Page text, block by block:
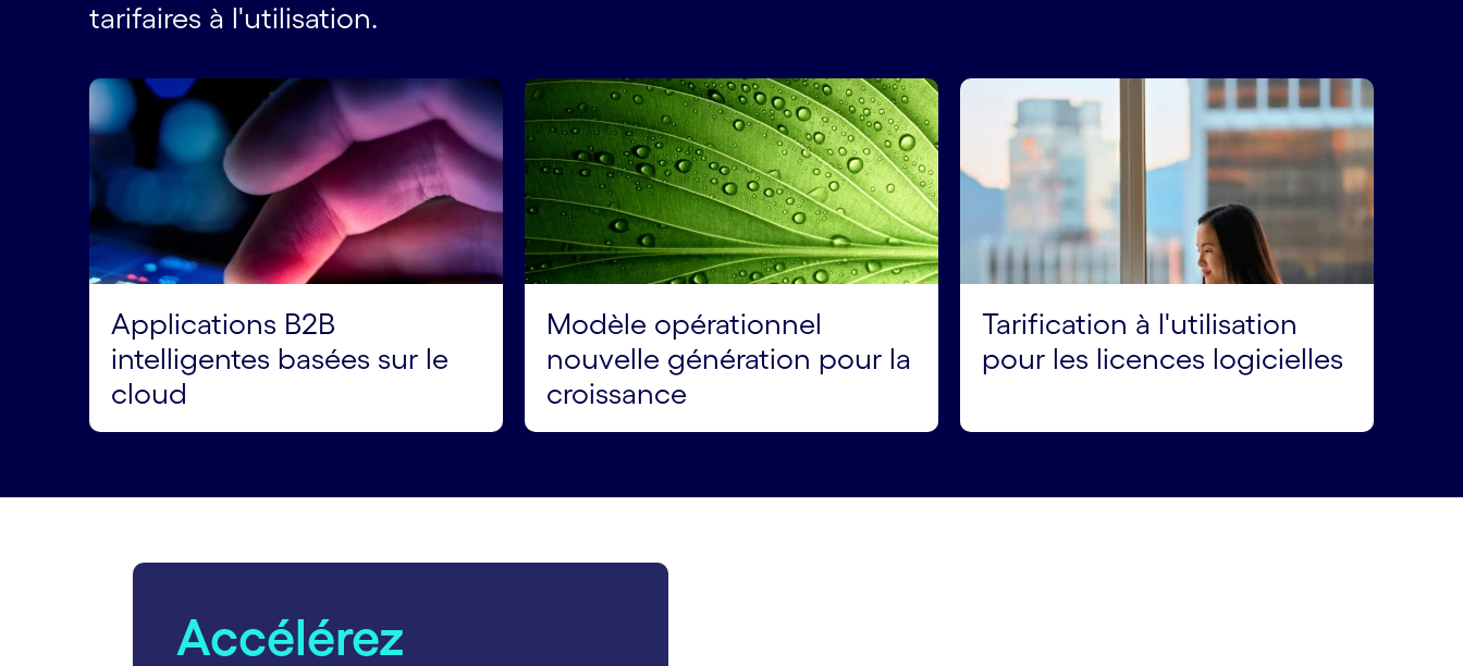
tarifaires à l'utilisation.
Applications B2B
intelligentes basées sur le
cloud
Modèle opérationnel
nouvelle génération pour la
croissance
Tarification à l'utilisation
pour les licences logicielles
carousel starts
Accélérez